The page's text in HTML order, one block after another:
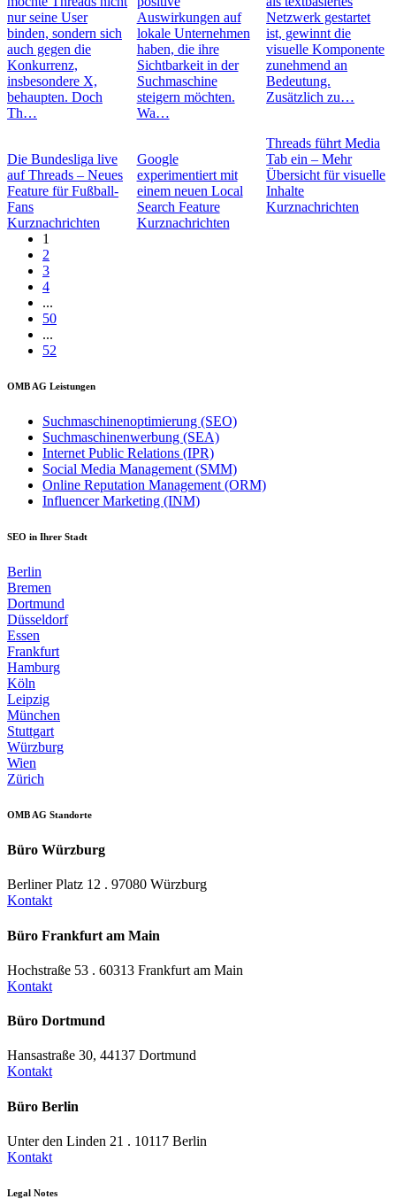
nur seine User
binden, sondern sich
auch gegen die
Konkurrenz,
insbesondere X,
behaupten. Doch
Th…
Die Bundesliga live
auf Threads – Neues
Feature für Fußball-
Fans
Kurznachrichten
Auswirkungen auf
lokale Unternehmen
haben, die ihre
Sichtbarkeit in der
Suchmaschine
steigern möchten.
Wa…
Google
experimentiert mit
einem neuen Local
Search Feature
Kurznachrichten
Netzwerk gestartet
ist, gewinnt die
visuelle Komponente
zunehmend an
Bedeutung.
Zusätzlich zu…
Threads führt Media
Tab ein – Mehr
Übersicht für visuelle
Inhalte
Kurznachrichten
1
2
3
4
...
50
...
52
OMB AG Leistungen
Suchmaschinenoptimierung (SEO)
Suchmaschinenwerbung (SEA)
Internet Public Relations (IPR)
Social Media Management (SMM)
Online Reputation Management (ORM)
Influencer Marketing (INM)
SEO in Ihrer Stadt
Berlin
Bremen
Dortmund
Düsseldorf
Essen
Frankfurt
Hamburg
Köln
Leipzig
München
Stuttgart
Würzburg
Wien
Zürich
OMB AG Standorte
Büro Würzburg
Berliner Platz 12 . 97080 Würzburg
Kontakt
Büro Frankfurt am Main
Hochstraße 53 . 60313 Frankfurt am Main
Kontakt
Büro Dortmund
Hansastraße 30, 44137 Dortmund
Kontakt
Büro Berlin
Unter den Linden 21 . 10117 Berlin
Kontakt
Legal Notes